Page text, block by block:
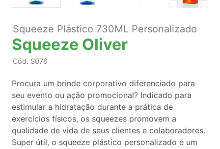
Squeeze Plástico 730ML Personalizado
Squeeze Oliver
Cód. S076
Procura um brinde corporativo diferenciado para
seu evento ou ação promocional? Indicado para
estimular a hidratação durante a prática de
exercícios físicos, os squeezes promovem a
qualidade de vida de seus clientes e colaboradores.
Super útil, o squeeze plástico personalizado é um